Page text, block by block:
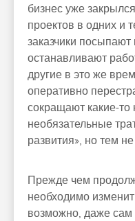
бизнес уже
проектов в одних и
заказчики
останавливают
другие в это же
оперативно
сокращают какие-то
необязательные
развития», но тем
Прежде чем
необходимо
возможно, даже сам